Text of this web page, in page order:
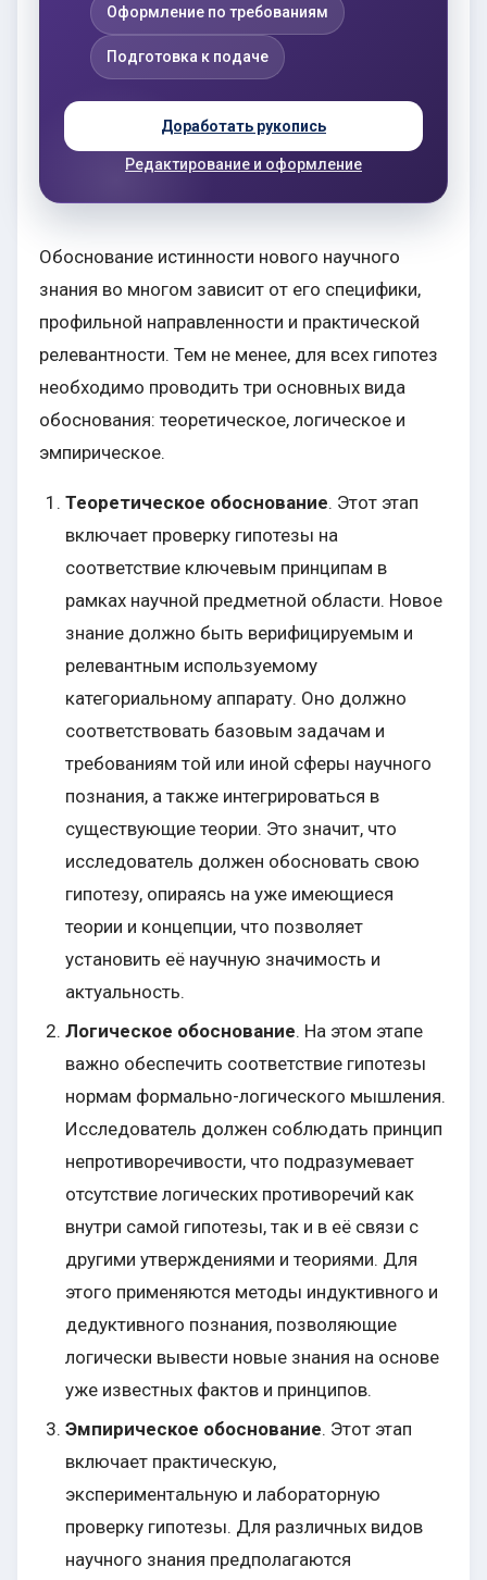
Оформление по требованиям
Подготовка к подаче
Доработать рукопись
Редактирование и оформление
Обоснование истинности нового научного
знания во многом зависит от его специфики,
профильной направленности и практической
релевантности. Тем не менее, для всех гипотез
необходимо проводить три основных вида
обоснования: теоретическое, логическое и
эмпирическое.
Теоретическое обоснование. Этот этап
включает проверку гипотезы на
соответствие ключевым принципам в
рамках научной предметной области. Новое
знание должно быть верифицируемым и
релевантным используемому
категориальному аппарату. Оно должно
соответствовать базовым задачам и
требованиям той или иной сферы научного
познания, а также интегрироваться в
существующие теории. Это значит, что
исследователь должен обосновать свою
гипотезу, опираясь на уже имеющиеся
теории и концепции, что позволяет
установить её научную значимость и
актуальность.
Логическое обоснование. На этом этапе
важно обеспечить соответствие гипотезы
нормам формально-логического мышления.
Исследователь должен соблюдать принцип
непротиворечивости, что подразумевает
отсутствие логических противоречий как
внутри самой гипотезы, так и в её связи с
другими утверждениями и теориями. Для
этого применяются методы индуктивного и
дедуктивного познания, позволяющие
логически вывести новые знания на основе
уже известных фактов и принципов.
Эмпирическое обоснование. Этот этап
включает практическую,
экспериментальную и лабораторную
проверку гипотезы. Для различных видов
научного знания предполагаются